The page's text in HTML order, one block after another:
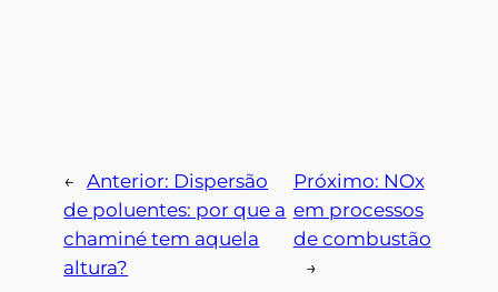
← Anterior: Dispersão
de poluentes: por que a
chaminé tem aquela
altura?
Próximo: NOx
em processos
de combustão
→